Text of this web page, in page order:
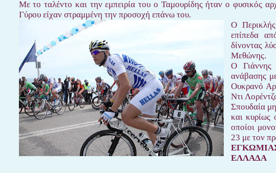
Με το ταλέντο και την εμπειρία του ο Ταμουρίδης ήταν ο φυσικός
Γύρου είχαν στραμμένη την προσοχή επάνω του.
Ο
επίπεδα
δίνοντας
Μεθώνης.
Ο Γιάννης
ανάβασης
Ουκρανό
Ντι
Σπουδαία
και κυρίως
οποίοι
23 με τον
ΕΛΛΑΔΑ